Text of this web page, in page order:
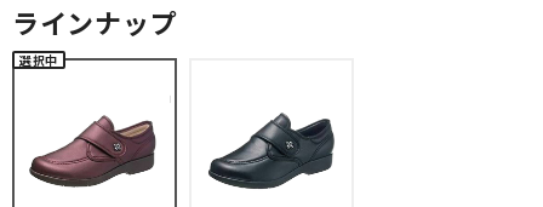
ラインナップ